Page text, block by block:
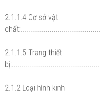
2.1.1.4 Cơ sở vật
2.1.1.5 Trang thiết
2.1.2 Loại hình kinh